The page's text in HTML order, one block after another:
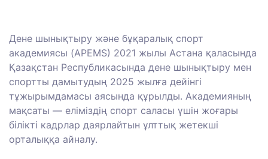
Дене шынықтыру және бұқаралық спорт
академиясы (APEMS) 2021 жылы Астана қаласында
Қазақстан Республикасында дене шынықтыру мен
спортты дамытудың 2025 жылға дейінгі
тұжырымдамасы аясында құрылды. Академияның
мақсаты — еліміздің спорт саласы үшін жоғары
білікті кадрлар даярлайтын ұлттық жетекші
орталыққа айналу.